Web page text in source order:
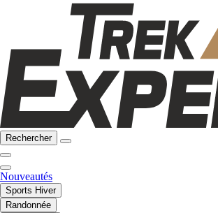
Rechercher
Nouveautés
Sports Hiver
Randonnée